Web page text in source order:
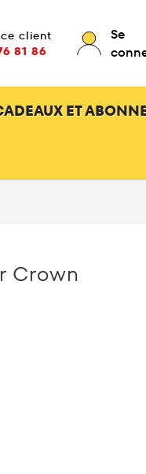
client
81 86
Se
ET
Crown